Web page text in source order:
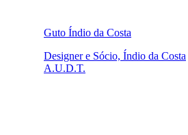
Guto Índio da Costa
Designer e Sócio, Índio da Costa
A.U.D.T.